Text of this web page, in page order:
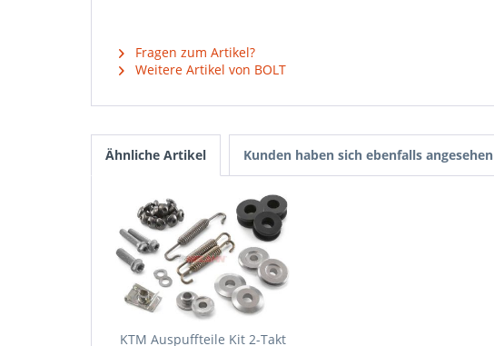
Fragen zum Artikel?
Weitere Artikel von BOLT
Ähnliche Artikel Kunden haben sich ebenfalls angesehen
KTM Auspuffteile Kit 2-Takt